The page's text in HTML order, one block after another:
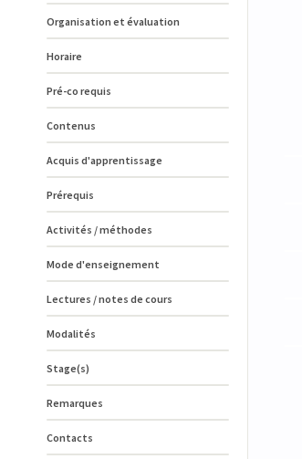
Organisation et évaluation
Horaire
Pré-co requis
Contenus
Acquis d'apprentissage
Prérequis
Activités / méthodes
Mode d'enseignement
Lectures / notes de cours
Modalités
Stage(s)
Remarques
Contacts